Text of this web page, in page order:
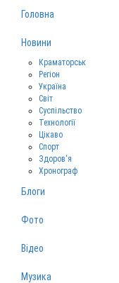
Головна
Новини
Краматорськ
Регіон
Україна
Світ
Суспільство
Технології
Цікаво
Спорт
Здоров‘я
Хронограф
Блоги
Фото
Відео
Музика